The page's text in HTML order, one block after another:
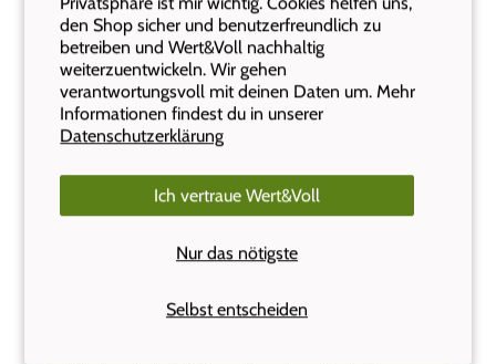
den Shop sicher und benutzerfreundlich zu
betreiben und Wert&Voll nachhaltig
weiterzuentwickeln. Wir gehen
verantwortungsvoll mit deinen Daten um. Mehr
Informationen findest du in unserer
Datenschutzerklärung
Selbst entscheiden
Ich vertraue Wert&Voll
Nur das nötigste
Wie lange dauert es, bis meine Bestellung bei
mir ist?
Kann ich auf Rechnung bestellen?
Wie konfiguriere ich die Gravur?
wenn es mir nicht gefällt?